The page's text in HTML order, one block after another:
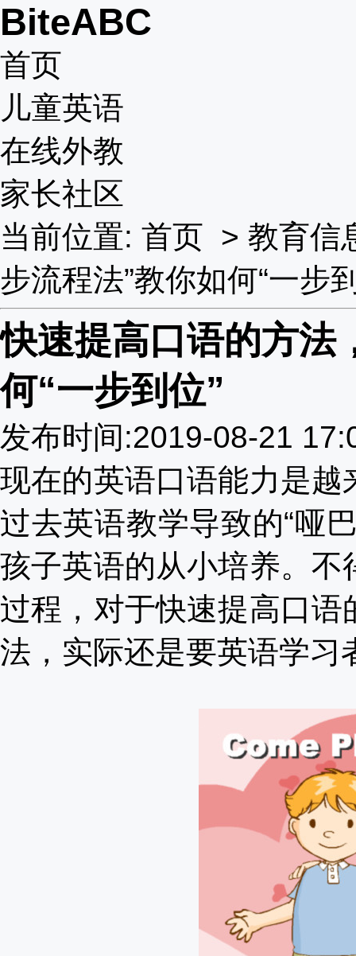
BiteABC
首页
儿童英语
在线外教
家长社区
当前位置: 首页 > 教育信
步流程法”教你如何“一步
快速提高口语的方法
何“一步到位”
发布时间:2019-08-21
现在的英语口语能力是
过去英语教学导致的“哑
孩子英语的从小培养。
过程，对于快速提高口
法，实际还是要英语学习